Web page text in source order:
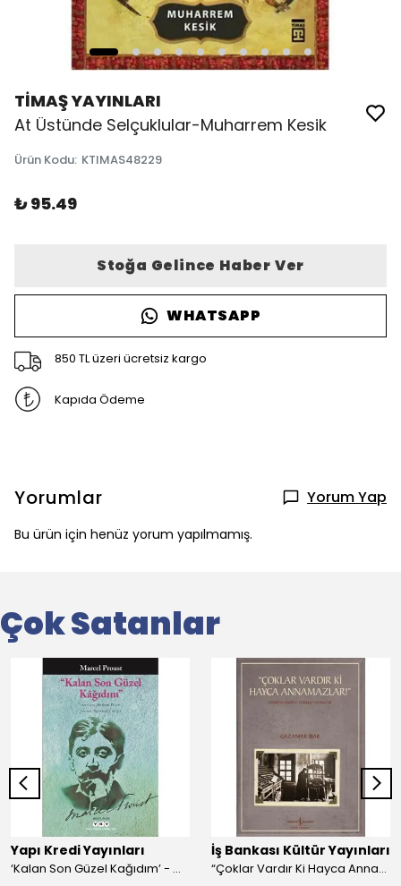
TİMAŞ YAYINLARI
At Üstünde Selçuklular-Muharrem Kesik
Ürün Kodu: KTIMAS48229
₺ 95.49
Stoğa Gelince Haber Ver
WHATSAPP
850 TL üzeri ücretsiz kargo
Kapıda Ödeme
Yorumlar Yorum Yap
Bu ürün için henüz yorum yapılmamış.
Çok Satanlar
Yapı Kredi Yayınları
‘Kalan Son Güzel Kağıdım’ - Marcel Proust
İş Bankası Kültür Yayınları
“Çoklar Vardır Ki Hayca Annamazlar!” - Gazanfer İbar